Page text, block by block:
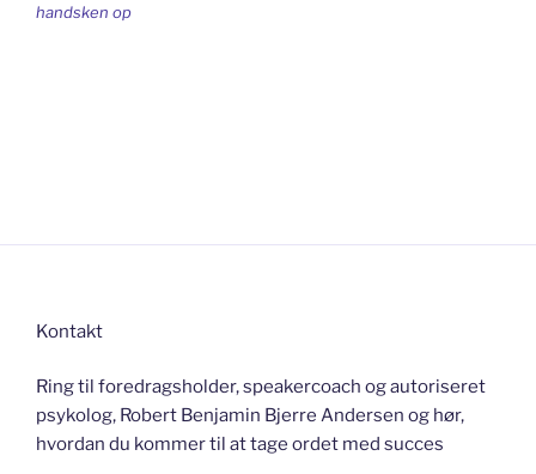
handsken op
Kontakt
Ring til foredragsholder, speakercoach og autoriseret
psykolog, Robert Benjamin Bjerre Andersen og hør,
hvordan du kommer til at tage ordet med succes